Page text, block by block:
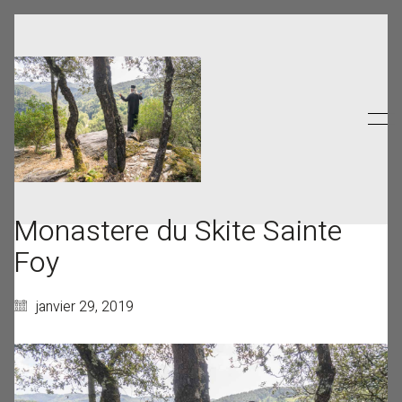
Monastere du Skite Sainte
Foy
janvier 29, 2019